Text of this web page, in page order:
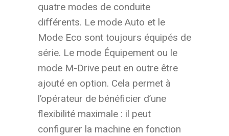
quatre modes de conduite
différents. Le mode Auto et le
Mode Eco sont toujours équipés de
série. Le mode Équipement ou le
mode M-Drive peut en outre être
ajouté en option. Cela permet à
l’opérateur de bénéficier d’une
flexibilité maximale : il peut
configurer la machine en fonction